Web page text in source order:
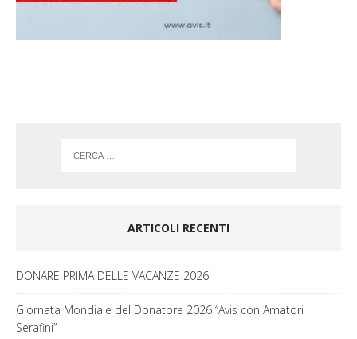
ARTICOLI RECENTI
DONARE PRIMA DELLE VACANZE 2026
Giornata Mondiale del Donatore 2026 “Avis con Amatori
Serafini”